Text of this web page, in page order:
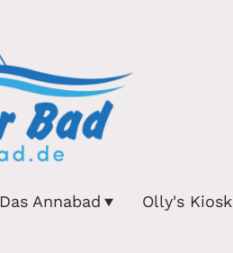
Das Annabad Olly's Kiosk